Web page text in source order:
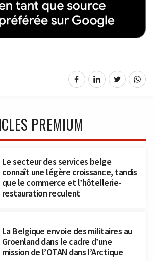
PREMIUM
Le secteur des services belge
connaît une légère croissance, tandis
que le commerce et l’hôtellerie-
restauration reculent
La Belgique envoie des militaires au
Groenland dans le cadre d’une
mission de l’OTAN dans l’Arctique